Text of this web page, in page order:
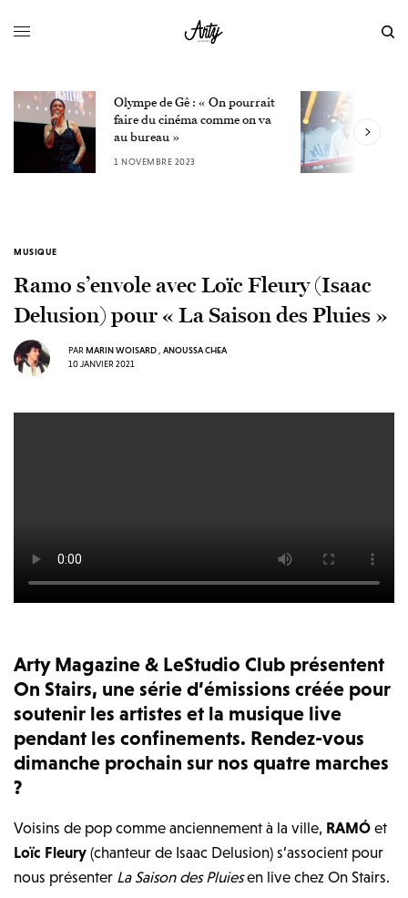
Olympe de Gê : « On pourrait
faire du cinéma comme on va
au bureau »
1 NOVEMBRE 2023
MUSIQUE
Ramo s’envole avec Loïc Fleury (Isaac
Delusion) pour « La Saison des Pluies »
PAR MARIN WOISARD, ANOUSSA CHEA
10 JANVIER 2021
Arty Magazine & LeStudio Club présentent
On Stairs, une série d’émissions créée pour
soutenir les artistes et la musique live
pendant les confinements. Rendez-vous
dimanche prochain sur nos quatre marches
?
Voisins de pop comme anciennement à la ville, RAMÓ et
Loïc Fleury (chanteur de Isaac Delusion) s’associent pour
nous présenter La Saison des Pluiesen live chez On Stairs.